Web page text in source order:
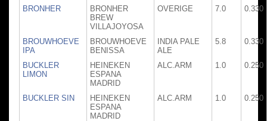
BRONHER
BRONHER
BREW
VILLAJOYOSA
OVERIGE 7.0 0.330
BROUWHOEVE
IPA
BROUWHOEVE
BENISSA
INDIA PALE
ALE
5.8 0.330
BUCKLER
LIMON
HEINEKEN
ESPANA
MADRID
ALC.ARM 1.0 0.250
BUCKLER SIN
HEINEKEN
ESPANA
MADRID
ALC.ARM 1.0 0.250